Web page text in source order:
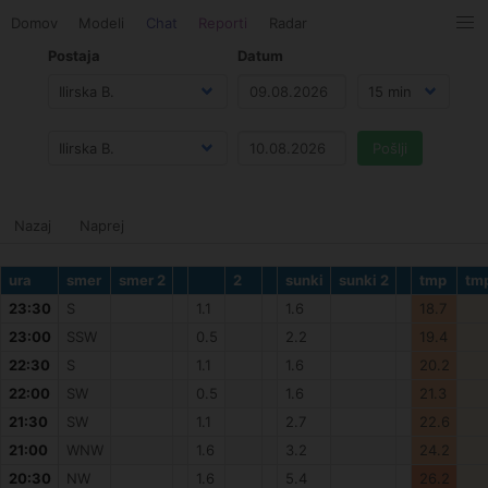
Domov Modeli Chat Reporti Radar
Postaja Datum
Nazaj Naprej
ura smer smer 2 2 sunki sunki 2 tmp
23:30
S 1.1 1.6
18.7
23:00
SSW 0.5 2.2
19.4
22:30
S 1.1 1.6
20.2
22:00
SW 0.5 1.6
21.3
21:30
SW 1.1 2.7
22.6
21:00
WNW 1.6 3.2
24.2
20:30
NW 1.6 5.4
26.2